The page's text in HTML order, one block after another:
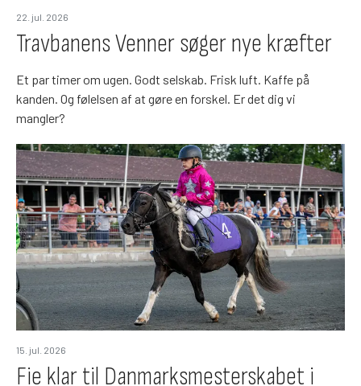
22. jul. 2026
Travbanens Venner søger nye kræfter
Et par timer om ugen. Godt selskab. Frisk luft. Kaffe på
kanden. Og følelsen af at gøre en forskel. Er det dig vi
mangler?
15. jul. 2026
Fie klar til Danmarksmesterskabet i